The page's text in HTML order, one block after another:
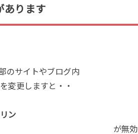
あります
のサイトやブログ内
ますと・・
ン
効